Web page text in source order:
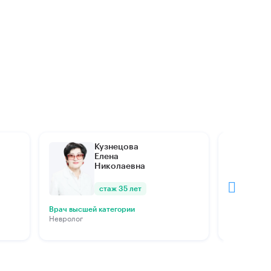
Кузнецова
Елена
Николаевна
стаж 35 лет
Врач высшей категории
Невролог